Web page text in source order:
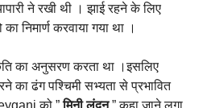
ने रखी थी । झाई रहने के लिए
निमार्ण करवाया गया था ।
का अनुसरण करता था ।इसलिए
का ढंग पश्चिमी सभ्यता से प्रभावित
को ”मिनी लंदन” कहा जाने लगा